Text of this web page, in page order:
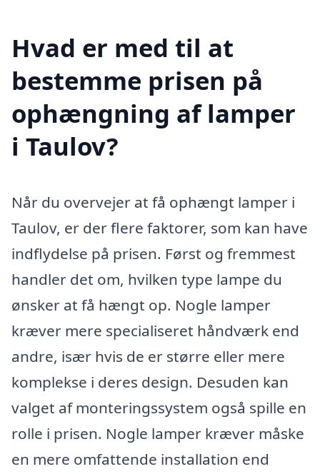
Hvad er med til at
bestemme prisen på
ophængning af lamper
i Taulov?
Når du overvejer at få ophængt lamper i
Taulov, er der flere faktorer, som kan have
indflydelse på prisen. Først og fremmest
handler det om, hvilken type lampe du
ønsker at få hængt op. Nogle lamper
kræver mere specialiseret håndværk end
andre, især hvis de er større eller mere
komplekse i deres design. Desuden kan
valget af monteringssystem også spille en
rolle i prisen. Nogle lamper kræver måske
en mere omfattende installation end